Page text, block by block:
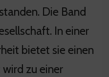
Die Band
In einer
bietet sie einen
wird zu einer